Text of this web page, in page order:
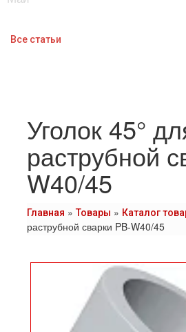
Все статьи
Уголок 45°
раструбной
W40/45
Главная »Товары » Каталог
раструбной сварки PB-W40/45